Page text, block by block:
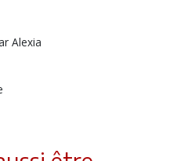
Alexia